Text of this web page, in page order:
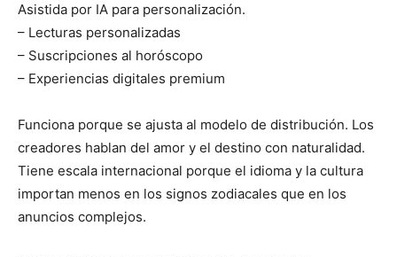
Asistida por IA para personalización.
– Lecturas personalizadas
– Suscripciones al horóscopo
– Experiencias digitales premium
Funciona porque se ajusta al modelo de distribución. Los
creadores hablan del amor y el destino con naturalidad.
Tiene escala internacional porque el idioma y la cultura
importan menos en los signos zodiacales que en los
anuncios complejos.